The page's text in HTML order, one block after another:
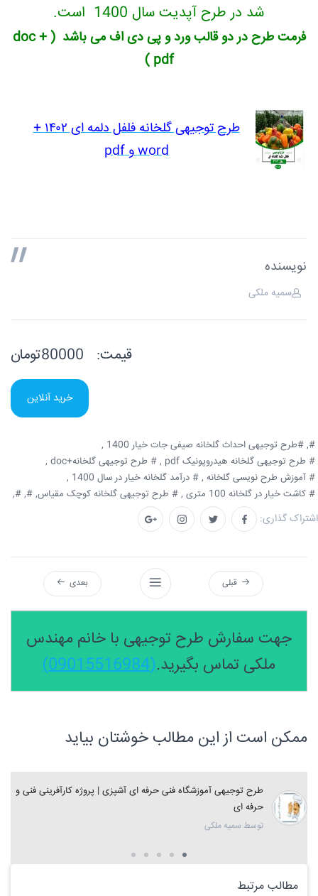
شد در طرح آپدیت سال 1400 است.
فرمت طرح در دو قالب ورد و پی دی اف می باشد ( doc +
pdf )
طرح توجیهی گلخانه فلفل دلمه ای ۱۴۰۲ +
word و pdf
نویسنده
سمیه ملکی
قیمت:
خرید آنلاین
#, #طرح توجیهی احداث گلخانه صیفی جات خیار 1400 ,
# طرح توجیهی گلخانه هیدروپونیک pdf ,
# طرح توجیهی گلخانه+doc ,
# آموزش طرح نویسی گلخانه , # درآمد گلخانه خیار در سال 1400 ,
# کاشت خیار در گلخانه 100 متری ,
# طرح توجیهی گلخانه کوچک مقیاس, #,
#,
اشتراک گذاری:
قبلی بعدی
جهت سفارش طرح توجیهی با خانم مهندس
ملکی تماس بگیرید.(09015516984)
ممکن است از این مطالب خوشتان بیاید
طرح توجیهی آموزشگاه فنی حرفه ای آشپزی | پروژه کارآفرینی فنی و
حرفه ای
توسط سمیه ملکی
مطالب مرتبط